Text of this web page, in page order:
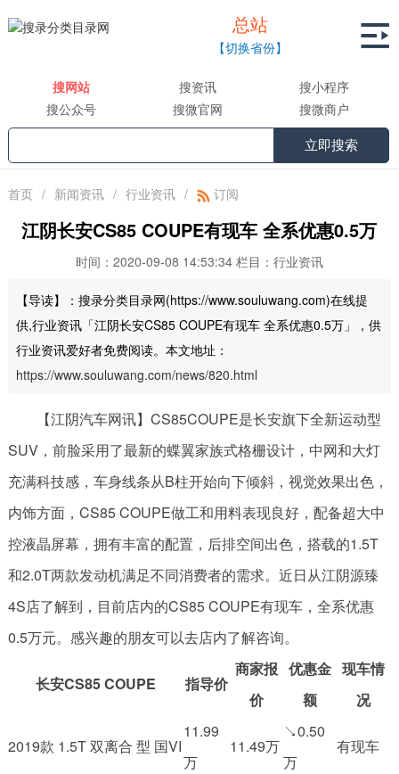

总站
【切换省份】
搜网站 搜资讯
搜小程序
搜公众号
搜微官网 搜微商户
立即搜索
首页 / 新闻资讯 / 行业资讯 / 订阅
江阴长安CS85 COUPE有现车 全系优惠0.5万
时间：2020-09-08 14:53:34 栏目：行业资讯
【导读】：搜录分类目录网(https://www.souluwang.com)在线提
供,行业资讯「江阴长安CS85 COUPE有现车 全系优惠0.5万」，供
行业资讯爱好者免费阅读。本文地址：
https://www.souluwang.com/news/820.html
【江阴汽车网讯】CS85COUPE是长安旗下全新运动型
SUV，前脸采用了最新的蝶翼家族式格栅设计，中网和大灯
充满科技感，车身线条从B柱开始向下倾斜，视觉效果出色，
内饰方面，CS85 COUPE做工和用料表现良好，配备超大中
控液晶屏幕，拥有丰富的配置，后排空间出色，搭载的1.5T
和2.0T两款发动机满足不同消费者的需求。近日从江阴源臻
4S店了解到，目前店内的CS85 COUPE有现车，全系优惠
0.5万元。感兴趣的朋友可以去店内了解咨询。
长安CS85 COUPE 指导价
商家报
价
优惠金
额
现车情
况
2019款 1.5T 双离合 型 国VI
11.99
万
11.49万
↘0.50
万
有现车